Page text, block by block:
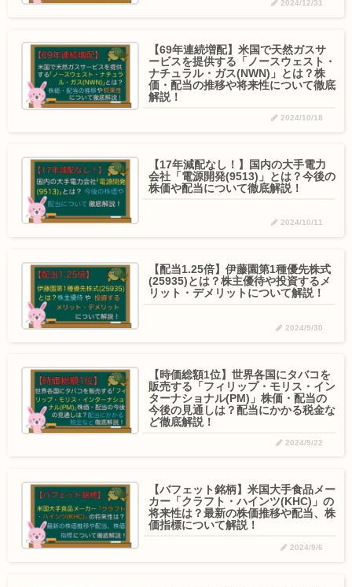
2024/12/31
【69年連続増配】米国で天然ガスサ
ービスを提供する「ノースウェスト・
ナチュラル・ガス(NWN)」とは？株
価・配当の推移や将来性について徹底
解説！
2024/10/18
【17年減配なし！】国内の大手電力
会社「電源開発(9513)」とは？今後の
株価や配当について徹底解説！
2024/10/11
【配当1.25倍】伊藤園第1種優先株式
(25935)とは？株主優待や投資するメ
リット・デメリットについて解説！
2024/9/30
【時価総額1位】世界各国にタバコを
販売する「フィリップ・モリス・イン
ターナショナル(PM)」株価・配当の
今後の見通しは？配当にかかる税金な
ど徹底解説！
2024/9/22
【バフェット銘柄】米国大手食品メー
カー「クラフト・ハインツ(KHC)」の
将来性は？最新の株価推移や配当、株
価指標について解説！
2024/9/6